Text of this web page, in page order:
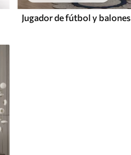
Jugador de fútbol y balones